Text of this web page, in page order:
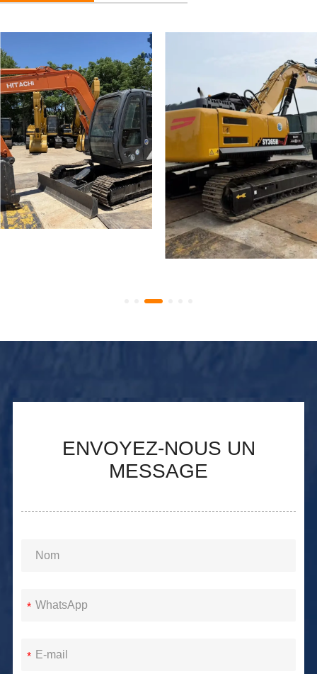
Mini-pelle sur chenilles
Hitachi Zaxis 70
d'occasion à vendre.
Pelle sur chenilles
d'occasion SANY SY365H
SY335H. Pelle SANY 365
d'occasion de haute
qualité à vendre.
ENVOYEZ-NOUS UN
MESSAGE
*
*